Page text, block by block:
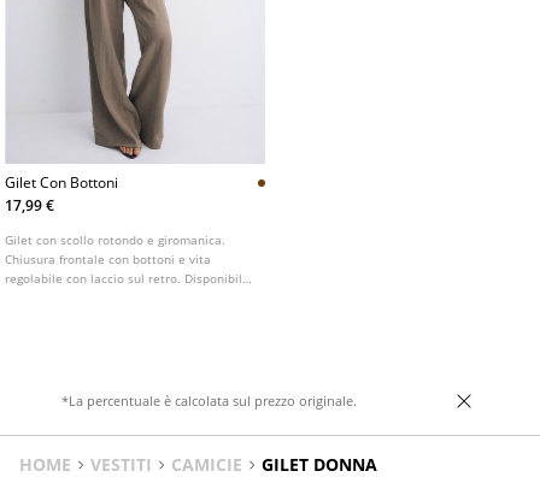
Gilet Con Bottoni
17,99 €
Gilet con scollo rotondo e giromanica.
Chiusura frontale con bottoni e vita
regolabile con laccio sul retro. Disponibile
*La percentuale è calcolata sul prezzo originale.
HOME VESTITI CAMICIE GILET DONNA